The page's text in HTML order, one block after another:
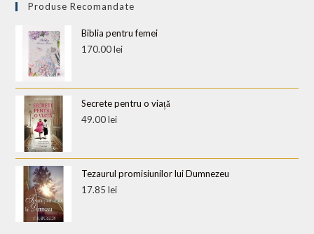
Produse Recomandate
Biblia pentru femei
170.00lei
Secrete pentru o viață
49.00lei
Tezaurul promisiunilor lui Dumnezeu
17.85lei